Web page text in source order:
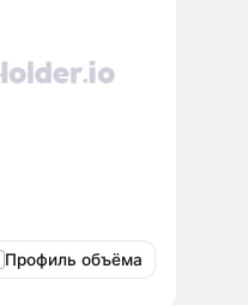
Профиль объёма